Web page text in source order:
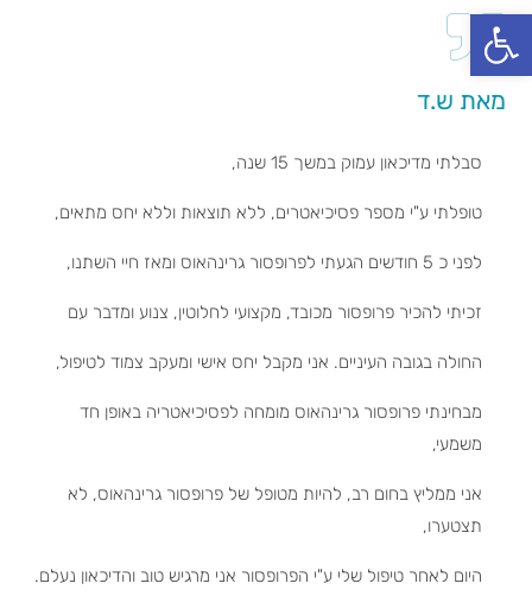
פתח סרגל נגישות
מאת ש.ד
סבלתי מדיכאון עמוק במשך 15 שנה,
טופלתי ע"י מספר פסיכיאטרים, ללא תוצאות וללא יחס מתאים,
לפני כ 5 חודשים הגעתי לפרופסור גרינהאוס ומאז חיי השתנו,
זכיתי להכיר פרופסור מכובד, מקצועי לחלוטין, צנוע ומדבר עם
החולה בגובה העיניים. אני מקבל יחס אישי ומעקב צמוד לטיפול,
מבחינתי פרופסור גרינהאוס מומחה לפסיכיאטריה באופן חד
משמעי,
אני ממליץ בחום רב, להיות מטופל של פרופסור גרינהאוס, לא
תצטערו,
היום לאחר טיפול שלי ע"י הפרופסור אני מרגיש טוב והדיכאון נעלם.